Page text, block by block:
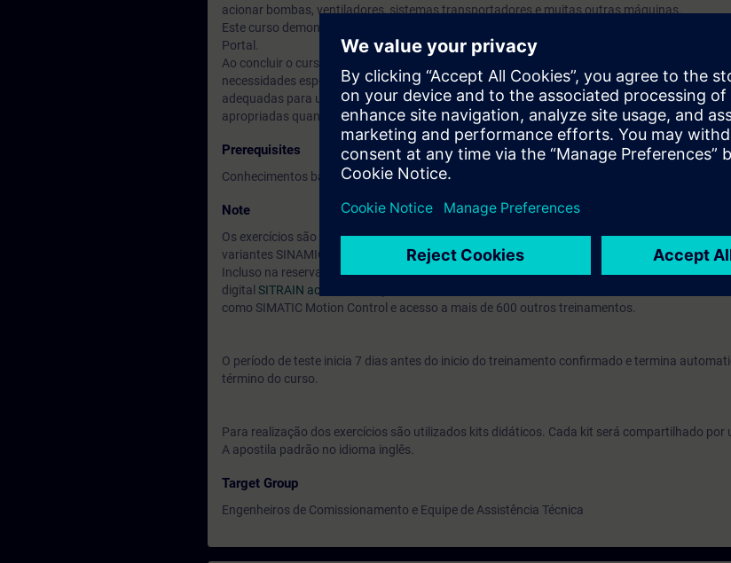
acionar bombas, ventiladores, sistemas transportadores e muitas outras máquinas.
Este curso demonstra como operar o inversor SINAMICS G120 utilizando o software
Portal.
Ao concluir o curso, você estará apto a realizar corretamente o comissionamento do inversor
necessidades específicas de cada aplicação. Você conhecerá as funções do inversor e as
adequadas para uma ampla variedade de aplicações. Você será capaz de realizar backup de
apropriadas quando ocorrerem falhas.
Prerequisites
Conhecimentos básicos de engenharia elétrica
Note
Os exercícios são realizados utilizando o SINAMICS G120. O conhecimento adquirido pode
variantes SINAMICS G120C, G120D ou G120P.
Incluso na reserva do seu curso, você recebe uma conta de teste gratuito para acessar a
digital SITRAIN access.
Você poderá encontrar treinamentos online sobre Conversores
como SIMATIC Motion Control e acesso a mais de 600 outros treinamentos.
O período de teste inicia 7 dias antes do inicio do treinamento confirmado e termina
término do curso.
Para realização dos exercícios são utilizados kits didáticos. Cada kit será compartilhado por
A apostila padrão no idioma inglês.
Target Group
Engenheiros de Comissionamento e Equipe de Assistência Técnica